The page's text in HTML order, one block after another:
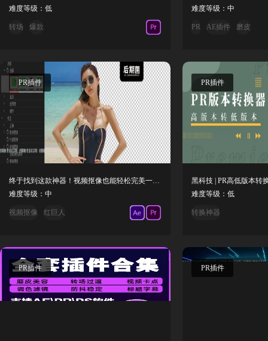
难度等级：低
转场 爆款
难度等级：中
PR AE插件 磨皮
PR插件
终于找到这款神器！视频抠像也能轻松完美一键搞定！Red Giant Primatte Keyer
难度等级：中
视频抠像 红巨人
PR插件
难度等级：低
转换神器
PR插件 PR插件